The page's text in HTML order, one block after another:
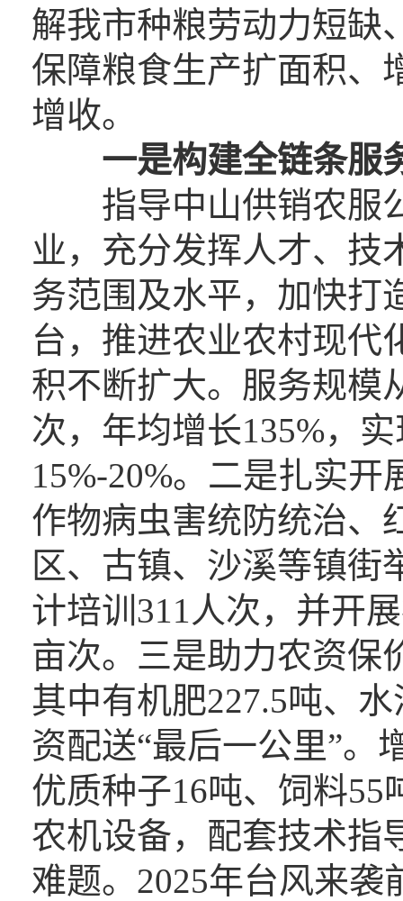
解我市种粮劳动力短缺
保障粮食生产扩面积、
增收。
一是构建全链条服
指导中山供销农服
业，充分发挥人才、技
务范围及水平，加快打
台，推进农业农村现代
积不断扩大。服务规模
次，年均增长135%，
15%-20%。二是扎实
作物病虫害统防统治、
区、古镇、沙溪等镇街
计培训311人次，并开
亩次。三是助力农资保
其中有机肥227.5吨、
资配送“最后一公里”。
优质种子16吨、饲料
农机设备，配套技术指
难题。2025年台风来袭